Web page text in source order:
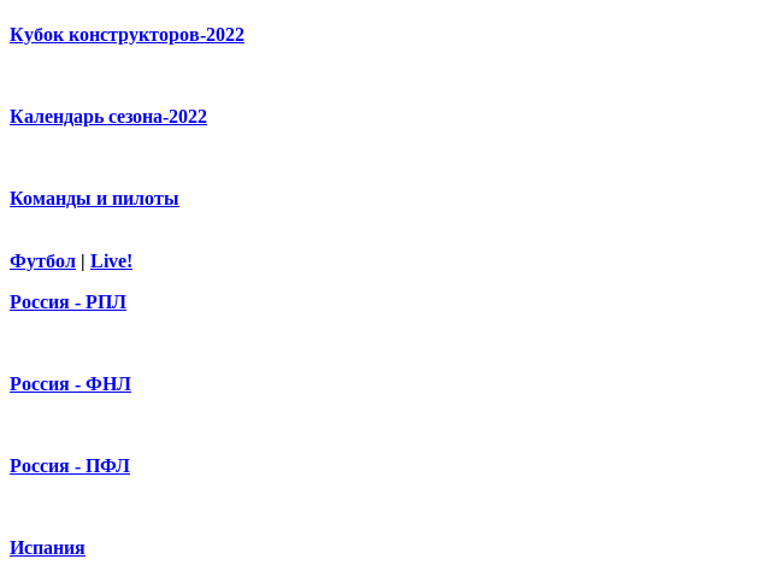
Кубок конструкторов-2022
Календарь сезона-2022
Команды и пилоты
Футбол | Live!
Россия - РПЛ
Россия - ФНЛ
Россия - ПФЛ
Испания